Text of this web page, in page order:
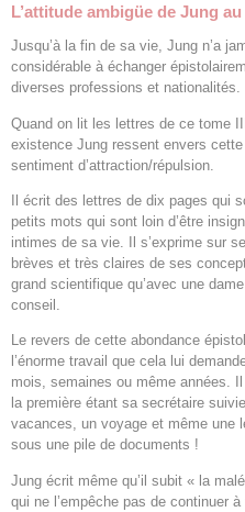
L’attitude ambigüe de Jung
Jusqu’à la fin de sa vie, Jung n’a
considérable à échanger
diverses professions et nationalités.
Quand on lit les lettres de ce tome
existence Jung ressent envers
sentiment d’attraction/répulsion.
Il écrit des lettres de dix pages qui
petits mots qui sont loin d’être
intimes de sa vie. Il s’exprime sur
brèves et très claires de ses
grand scientifique qu’avec une
conseil.
Le revers de cette abondance
l’énorme travail que cela lui
mois, semaines ou même années.
la première étant sa secrétaire
vacances, un voyage et même une
sous une pile de documents !
Jung écrit même qu’il subit « la
qui ne l’empêche pas de continuer